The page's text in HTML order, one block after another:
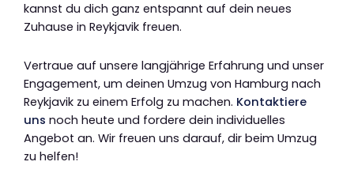
kannst du dich ganz entspannt auf dein neues
Zuhause in Reykjavik freuen.
Vertraue auf unsere langjährige Erfahrung und unser
Engagement, um deinen Umzug von Hamburg nach
Reykjavik zu einem Erfolg zu machen. Kontaktiere
uns noch heute und fordere dein individuelles
Angebot an. Wir freuen uns darauf, dir beim Umzug
zu helfen!